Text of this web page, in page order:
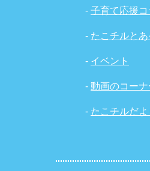
- 子育て応援コ
- たこチルとあ
- イベント
- 動画のコーナ
- たこチルだよ